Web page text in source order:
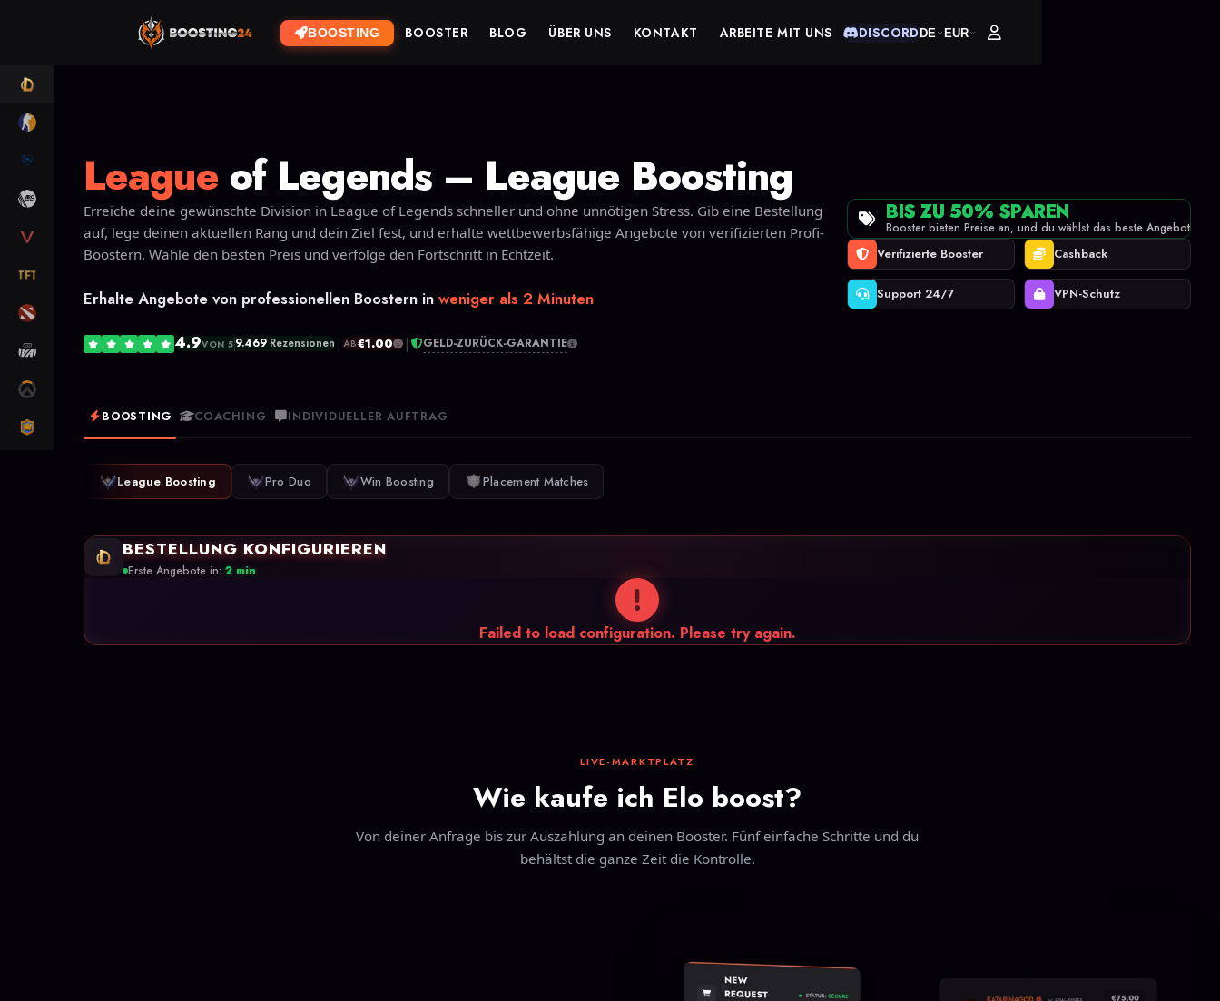
VALORANT
MARVEL RIVALS
CLASH ROYALE
BOOSTING BOOSTER BLOG ÜBER UNS KONTAKT ARBEITE MIT UNS DISCORDDE EUR
League of Legends – League Boosting
Erreiche deine gewünschte Division in League of Legends schneller und ohne unnötigen Stress. Gib eine Bestellung
auf, lege deinen aktuellen Rang und dein Ziel fest, und erhalte wettbewerbsfähige Angebote von verifizierten Profi-
Boostern. Wähle den besten Preis und verfolge den Fortschritt in Echtzeit.
Erhalte Angebote von professionellen Boostern in weniger als 2 Minuten
4.9VON 5 9.469Rezensionen | AB€1.00 | GELD-ZURÜCK-GARANTIE
BIS ZU 50% SPAREN
Booster bieten Preise an, und du wählst das beste Angebot
Verifizierte Booster Cashback
Support 24/7 VPN-Schutz
BOOSTING COACHING INDIVIDUELLER AUFTRAG
League Boosting Pro Duo Win Boosting Placement Matches
BESTELLUNG KONFIGURIEREN
Erste Angebote in: 2 min
Failed to load configuration. Please try again.
LIVE-MARKTPLATZ
Wie kaufe ich Elo boost?
Von deiner Anfrage bis zur Auszahlung an deinen Booster. Fünf einfache Schritte und du
behältst die ganze Zeit die Kontrolle.